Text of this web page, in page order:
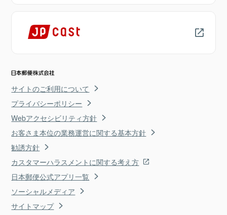
サイトのご利用について
プライバシーポリシー
Webアクセシビリティ方針
お客さま本位の業務運営に関する基本方針
勧誘方針
カスタマーハラスメントに関する考え方
日本郵便公式アプリ一覧
ソーシャルメディア
サイトマップ